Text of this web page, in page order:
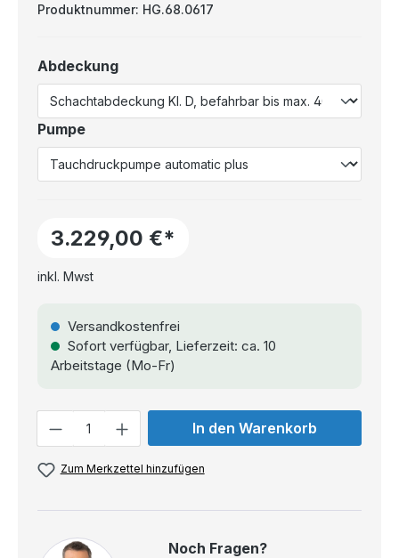
Produktnummer: HG.68.0617
Abdeckung
Pumpe
3.229,00 €*
inkl. Mwst
Versandkostenfrei
Sofort verfügbar, Lieferzeit: ca. 10
Arbeitstage (Mo-Fr)
In den Warenkorb
Zum Merkzettel hinzufügen
Noch Fragen?